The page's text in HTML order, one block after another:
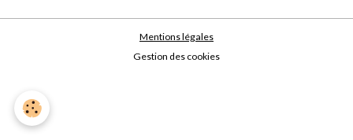
Mentions légales
Gestion des cookies